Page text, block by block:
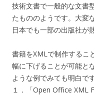
技術文書で一般的な文書
たもののようです。大変
日本でも一部の出版社が
書籍をXMLで制作するこ
幅に下げることが可能と
ような例でみても明白です
１．「Open Office XML